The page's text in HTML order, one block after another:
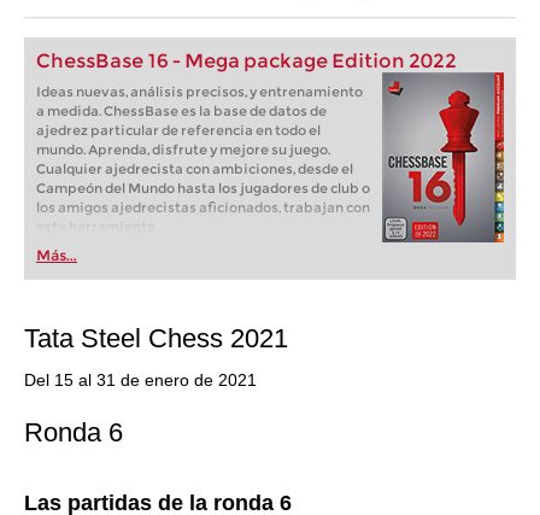
ChessBase 16 - Mega package Edition 2022
Ideas nuevas, análisis precisos, y entrenamiento
a medida. ChessBase es la base de datos de
ajedrez particular de referencia en todo el
mundo. Aprenda, disfrute y mejore su juego.
Cualquier ajedrecista con ambiciones, desde el
Campeón del Mundo hasta los jugadores de club o
los amigos ajedrecistas aficionados, trabajan con
Más...
Tata Steel Chess 2021
Del 15 al 31 de enero de 2021
Ronda 6
Las partidas de la ronda 6